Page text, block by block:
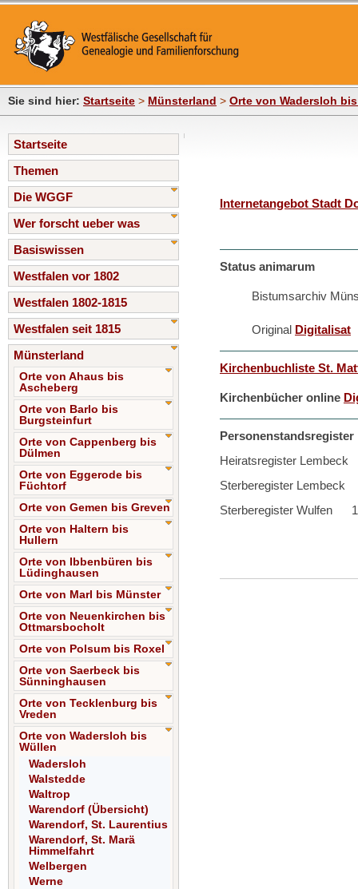
Sie sind hier: Startseite > Münsterland > Orte von Wadersloh
Startseite
Themen
Die WGGF
Wer forscht ueber was
Basiswissen
Westfalen vor 1802
Westfalen 1802-1815
Westfalen seit 1815
Münsterland
Orte von Ahaus bis
Ascheberg
Orte von Barlo bis
Burgsteinfurt
Orte von Cappenberg bis
Dülmen
Orte von Eggerode bis
Füchtorf
Orte von Gemen bis Greven
Orte von Haltern bis
Hullern
Orte von Ibbenbüren bis
Lüdinghausen
Orte von Marl bis Münster
Orte von Neuenkirchen bis
Ottmarsbocholt
Orte von Polsum bis Roxel
Orte von Saerbeck bis
Sünninghausen
Orte von Tecklenburg bis
Vreden
Orte von Wadersloh bis
Wüllen
Wadersloh
Walstedde
Waltrop
Warendorf (Übersicht)
Warendorf, St. Laurentius
Warendorf, St. Marä
Himmelfahrt
Welbergen
Werne
Internetangebot Stadt
Status animarum
Bistumsarchiv
Original Digitalisat
Kirchenbuchliste St.
Kirchenbücher online
Personenstandsregister
Heiratsregister Lembeck
Sterberegister Lembeck
Sterberegister Wulfen